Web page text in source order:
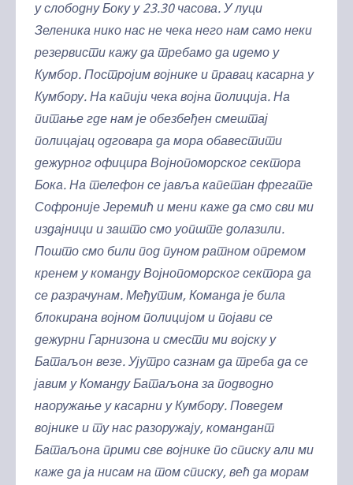
у слободну Боку у 23.30 часова. У луци
Зеленика нико нас не чека него нам само неки
резервисти кажу да требамо да идемо у
Кумбор. Постројим војнике и правац касарна у
Кумбору. На капији чека војна полиција. На
питање где нам је обезбеђен смештај
полицајац одговара да мора обавестити
дежурног официра Војнопоморског сектора
Бока. На телефон се јавља капетан фрегате
Софроније Јеремић и мени каже да смо сви ми
издајници и зашто смо уопште долазили.
Пошто смо били под пуном ратном опремом
кренем у команду Војнопоморског сектора да
се разрачунам. Међутим, Команда је била
блокирана војном полицијом и појави се
дежурни Гарнизона и смести ми војску у
Батаљон везе. Ујутро сазнам да треба да се
јавим у Команду Батаљона за подводно
наоружање у касарни у Кумбору. Поведем
војнике и ту нас разоружају, командант
Батаљона прими све војнике по списку али ми
каже да ја нисам на том списку, већ да морам